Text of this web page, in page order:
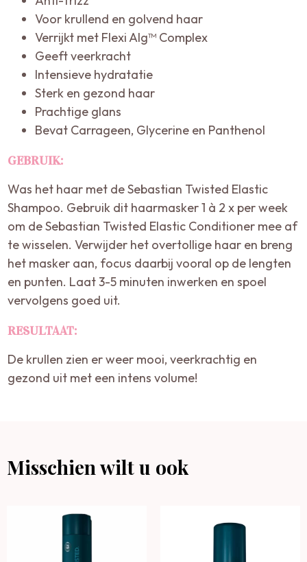
Voor krullend en golvend haar
Verrijkt met Flexi Alg™ Complex
Geeft veerkracht
Intensieve hydratatie
Sterk en gezond haar
Prachtige glans
Bevat Carrageen, Glycerine en Panthenol
GEBRUIK:
Was het haar met de Sebastian Twisted Elastic
Shampoo. Gebruik dit haarmasker 1 à 2 x per week
om de Sebastian Twisted Elastic Conditioner mee af
te wisselen. Verwijder het overtollige haar en breng
het masker aan, focus daarbij vooral op de lengten
en punten. Laat 3-5 minuten inwerken en spoel
vervolgens goed uit.
RESULTAAT:
De krullen zien er weer mooi, veerkrachtig en
gezond uit met een intens volume!
Misschien wilt u ook